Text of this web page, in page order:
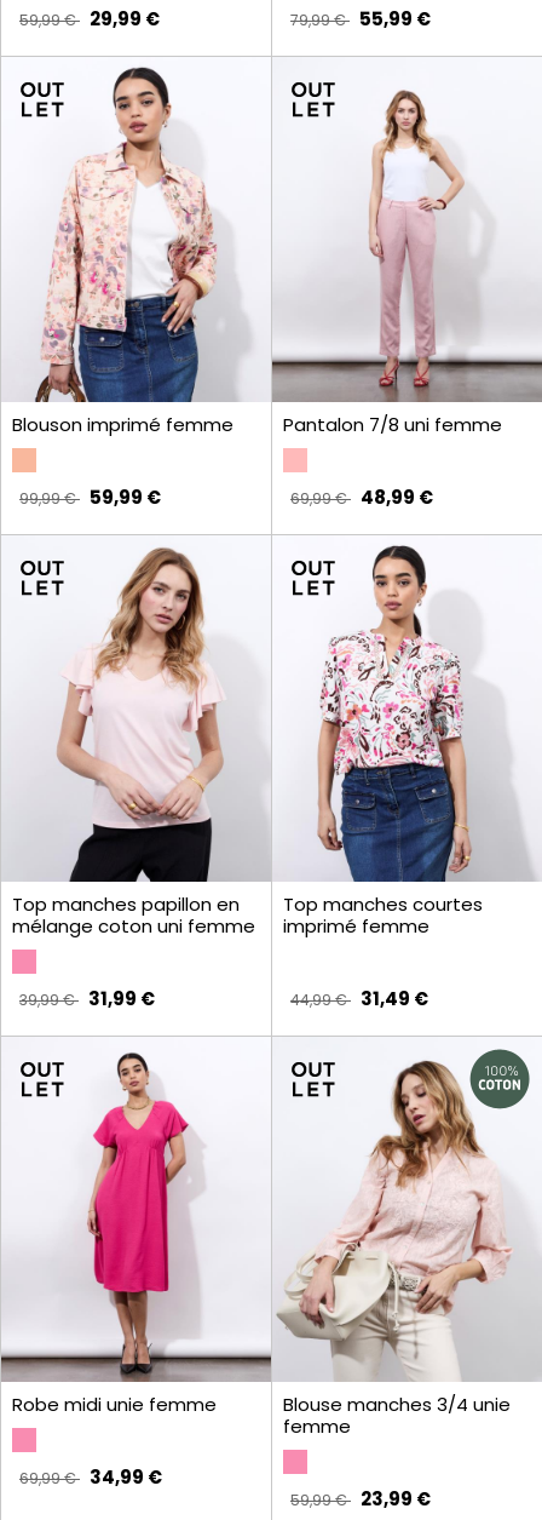
59,99 € 29,99 € 79,99 € 55,99 €
Blouson imprimé femme
99,99 € 59,99 €
Pantalon 7/8 uni femme
69,99 € 48,99 €
Top manches papillon en
mélange coton uni femme
39,99 € 31,99 €
Top manches courtes
imprimé femme
44,99 € 31,49 €
Robe midi unie femme
69,99 € 34,99 €
Blouse manches 3/4 unie
femme
59,99 € 23,99 €